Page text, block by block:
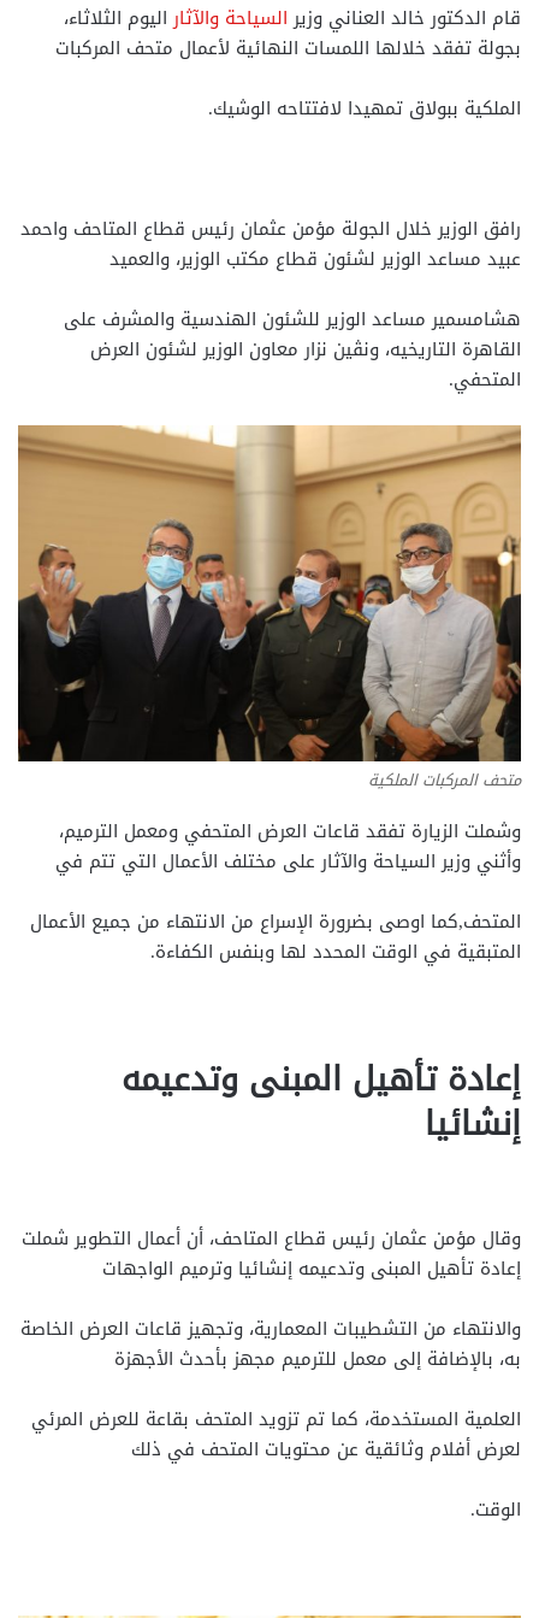
قام الدكتور خالد العناني وزيرالسياحة والآثاراليوم الثلاثاء،
بجولة تفقد خلالها اللمسات النهائية لأعمال متحف المركبات
الملكية ببولاق تمهيدا لافتتاحه الوشيك.
رافق الوزير خلال الجولة مؤمن عثمان رئيس قطاع المتاحف واحمد
عبيد مساعد الوزير لشئون قطاع مكتب الوزير، والعميد
هشامسمير مساعد الوزير للشئون الهندسية والمشرف على
القاهرة التاريخيه، ونڤين نزار معاون الوزير لشئون العرض
المتحفي.
متحف المركبات الملكية
وشملت الزيارة تفقد قاعات العرض المتحفي ومعمل الترميم،
وأثني وزير السياحة والآثار على مختلف الأعمال التي تتم في
المتحف,كما اوصى بضرورة الإسراع من الانتهاء من جميع الأعمال
المتبقية في الوقت المحدد لها وبنفس الكفاءة.
إعادة تأهيل المبنى وتدعيمه
إنشائيا
وقال مؤمن عثمان رئيس قطاع المتاحف، أن أعمال التطوير شملت
إعادة تأهيل المبنى وتدعيمه إنشائيا وترميم الواجهات
والانتهاء من التشطيبات المعمارية، وتجهيز قاعات العرض الخاصة
به، بالإضافة إلى معمل للترميم مجهز بأحدث الأجهزة
العلمية المستخدمة، كما تم تزويد المتحف بقاعة للعرض المرئي
لعرض أفلام وثائقية عن محتويات المتحف في ذلك
الوقت.